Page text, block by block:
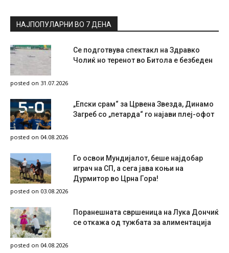
НАЈПОПУЛАРНИ ВО 7 ДЕНА
Се подготвува спектакл на Здравко
Чолиќ но теренот во Битола е безбеден
posted on 31.07.2026
„Епски срам“ за Црвена Звезда, Динамо
Загреб со „петарда“ го најави плеј-офот
posted on 04.08.2026
Го освои Мундијалот, беше најдобар
играч на СП, а сега јава коњи на
Дурмитор во Црна Гора!
posted on 03.08.2026
Поранешната свршеница на Лука Дончиќ
се откажа од тужбата за алиментација
posted on 04.08.2026